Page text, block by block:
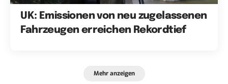
UK: Emissionen von neu zugelassenen
Fahrzeugen erreichen Rekordtief
Mehr anzeigen